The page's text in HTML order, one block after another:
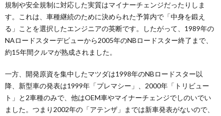
規制や安全規制に対応した実質はマイナーチェンジだったりしま
す。これは、車種継続のために決められた予算内で「中身を鍛え
る」ことを選択したエンジニアの英断です。したがって、1989年の
NAロードスターデビューから2005年のNBロードスター終了まで、
約15年間クルマが熟成されました。
一方、開発原資を集中したマツダは1998年のNBロードスター以
降、新型車の発表は1999年「プレマシー」、2000年「トリビュー
ト」と2車種のみで、他はOEM車やマイナーチェンジでしのいでい
ました。つまり2002年の「アテンザ」までは新車発表がないので、